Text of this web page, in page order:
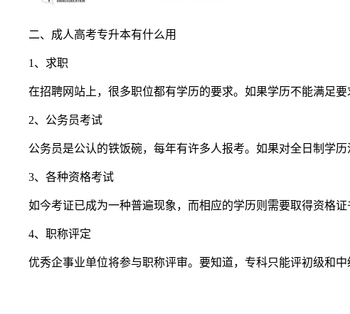
二、成人高考专升本有什么用
1、求职
在招聘网站上，很多职位都有学历的要求。如果学历不能满足要
2、公务员考试
公务员是公认的铁饭碗，每年有许多人报考。如果对全日制学
3、各种资格考试
如今考证已成为一种普遍现象，而相应的学历则需要取得资格
4、职称评定
优秀企事业单位将参与职称评审。要知道，专科只能评初级和中